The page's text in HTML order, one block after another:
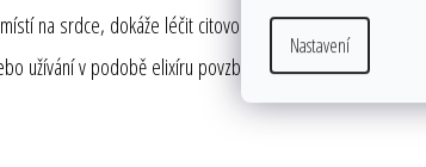
Nastavení
na srdce, dokáže léčit citovou nevyrovnanost bránící
užívání v podobě elixíru povzbuzuje trávící proces a